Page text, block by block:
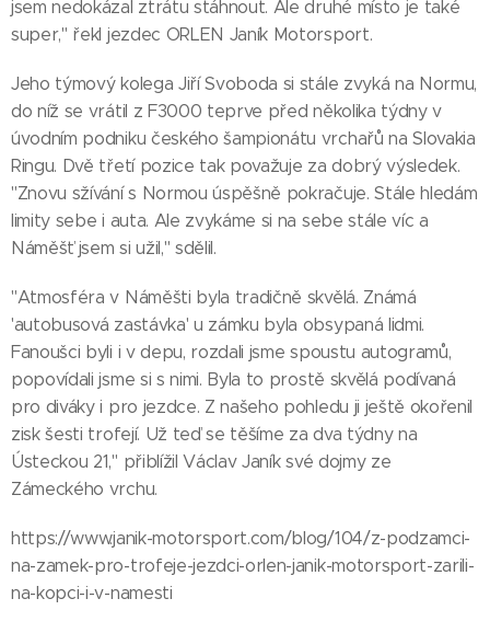
jsem nedokázal ztrátu stáhnout. Ale druhé místo je také
super," řekl jezdec ORLEN Janík Motorsport.
Jeho týmový kolega Jiří Svoboda si stále zvyká na Normu,
do níž se vrátil z F3000 teprve před několika týdny v
úvodním podniku českého šampionátu vrchařů na Slovakia
Ringu. Dvě třetí pozice tak považuje za dobrý výsledek.
"Znovu sžívání s Normou úspěšně pokračuje. Stále hledám
limity sebe i auta. Ale zvykáme si na sebe stále víc a
Náměšť jsem si užil," sdělil.
"Atmosféra v Náměšti byla tradičně skvělá. Známá
'autobusová zastávka' u zámku byla obsypaná lidmi.
Fanoušci byli i v depu, rozdali jsme spoustu autogramů,
popovídali jsme si s nimi. Byla to prostě skvělá podívaná
pro diváky i pro jezdce. Z našeho pohledu ji ještě okořenil
zisk šesti trofejí. Už teď se těšíme za dva týdny na
Ústeckou 21," přiblížil Václav Janík své dojmy ze
Zámeckého vrchu.
https://www.janik-motorsport.com/blog/104/z-podzamci-
na-zamek-pro-trofeje-jezdci-orlen-janik-motorsport-zarili-
na-kopci-i-v-namesti